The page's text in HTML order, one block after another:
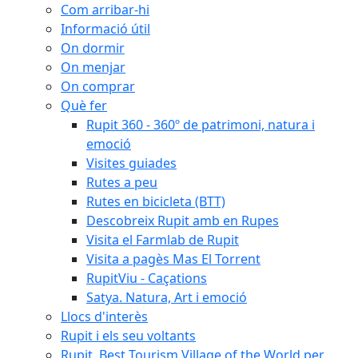
Com arribar-hi
Informació útil
On dormir
On menjar
On comprar
Què fer
Rupit 360 - 360º de patrimoni, natura i
emoció
Visites guiades
Rutes a peu
Rutes en bicicleta (BTT)
Descobreix Rupit amb en Rupes
Visita el Farmlab de Rupit
Visita a pagès Mas El Torrent
RupitViu - Caçations
Satya. Natura, Art i emoció
Llocs d'interès
Rupit i els seu voltants